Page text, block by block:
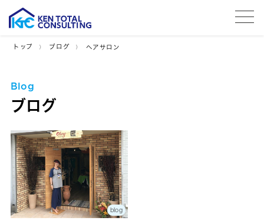
トップ ブログ ヘアサロン
Blog
ブログ
blog